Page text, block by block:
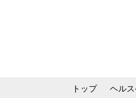
トップ ヘル